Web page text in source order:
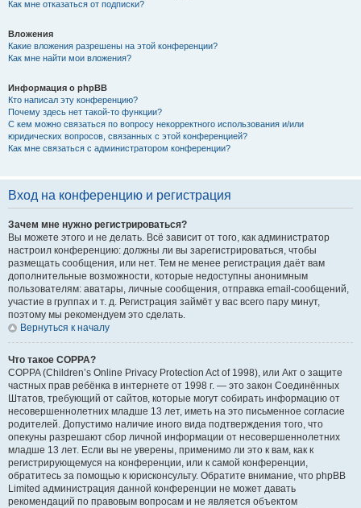
Как мне отказаться от подписки?
Вложения
Какие вложения разрешены на этой конференции?
Как мне найти мои вложения?
Информация о phpBB
Кто написал эту конференцию?
Почему здесь нет такой-то функции?
С кем можно связаться по вопросу некорректного использования и/или
юридических вопросов, связанных с этой конференцией?
Как мне связаться с администратором конференции?
Вход на конференцию и регистрация
Зачем мне нужно регистрироваться?
Вы можете этого и не делать. Всё зависит от того, как администратор
настроил конференцию: должны ли вы зарегистрироваться, чтобы
размещать сообщения, или нет. Тем не менее регистрация даёт вам
дополнительные возможности, которые недоступны анонимным
пользователям: аватары, личные сообщения, отправка email-сообщений,
участие в группах и т. д. Регистрация займёт у вас всего пару минут,
поэтому мы рекомендуем это сделать.
Вернуться к началу
Что такое COPPA?
COPPA (Children’s Online Privacy Protection Act of 1998), или Акт о защите
частных прав ребёнка в интернете от 1998 г. — это закон Соединённых
Штатов, требующий от сайтов, которые могут собирать информацию от
несовершеннолетних младше 13 лет, иметь на это письменное согласие
родителей. Допустимо наличие иного вида подтверждения того, что
опекуны разрешают сбор личной информации от несовершеннолетних
младше 13 лет. Если вы не уверены, применимо ли это к вам, как к
регистрирующемуся на конференции, или к самой конференции,
обратитесь за помощью к юрисконсульту. Обратите внимание, что phpBB
Limited администрация данной конференции не может давать
рекомендаций по правовым вопросам и не является объектом